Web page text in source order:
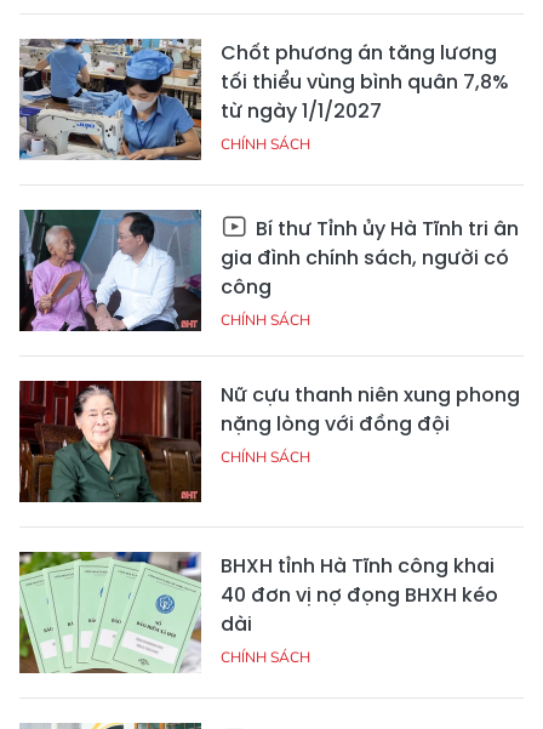
Chốt phương án tăng lương
tối thiểu vùng bình quân 7,8%
từ ngày 1/1/2027
CHÍNH SÁCH
Bí thư Tỉnh ủy Hà Tĩnh tri ân
gia đình chính sách, người có
công
CHÍNH SÁCH
Nữ cựu thanh niên xung phong
nặng lòng với đồng đội
CHÍNH SÁCH
BHXH tỉnh Hà Tĩnh công khai
40 đơn vị nợ đọng BHXH kéo
dài
CHÍNH SÁCH